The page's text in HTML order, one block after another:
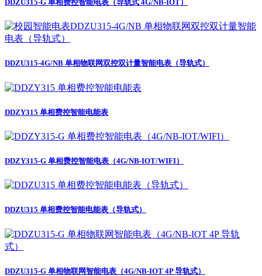
DDZU315-G 单相费控智能电表（导轨式 4G/NB-IOT）
DDZU315-4G/NB 单相物联网双控双计量智能电表（导轨式）
DDZY315 单相费控智能电能表
DDZY315-G 单相费控智能电表（4G/NB-IOT/WIFI）
DDZU315 单相费控智能电能表（导轨式）
DDZU315-G 单相物联网智能电表（4G/NB-IOT 4P 导轨式）